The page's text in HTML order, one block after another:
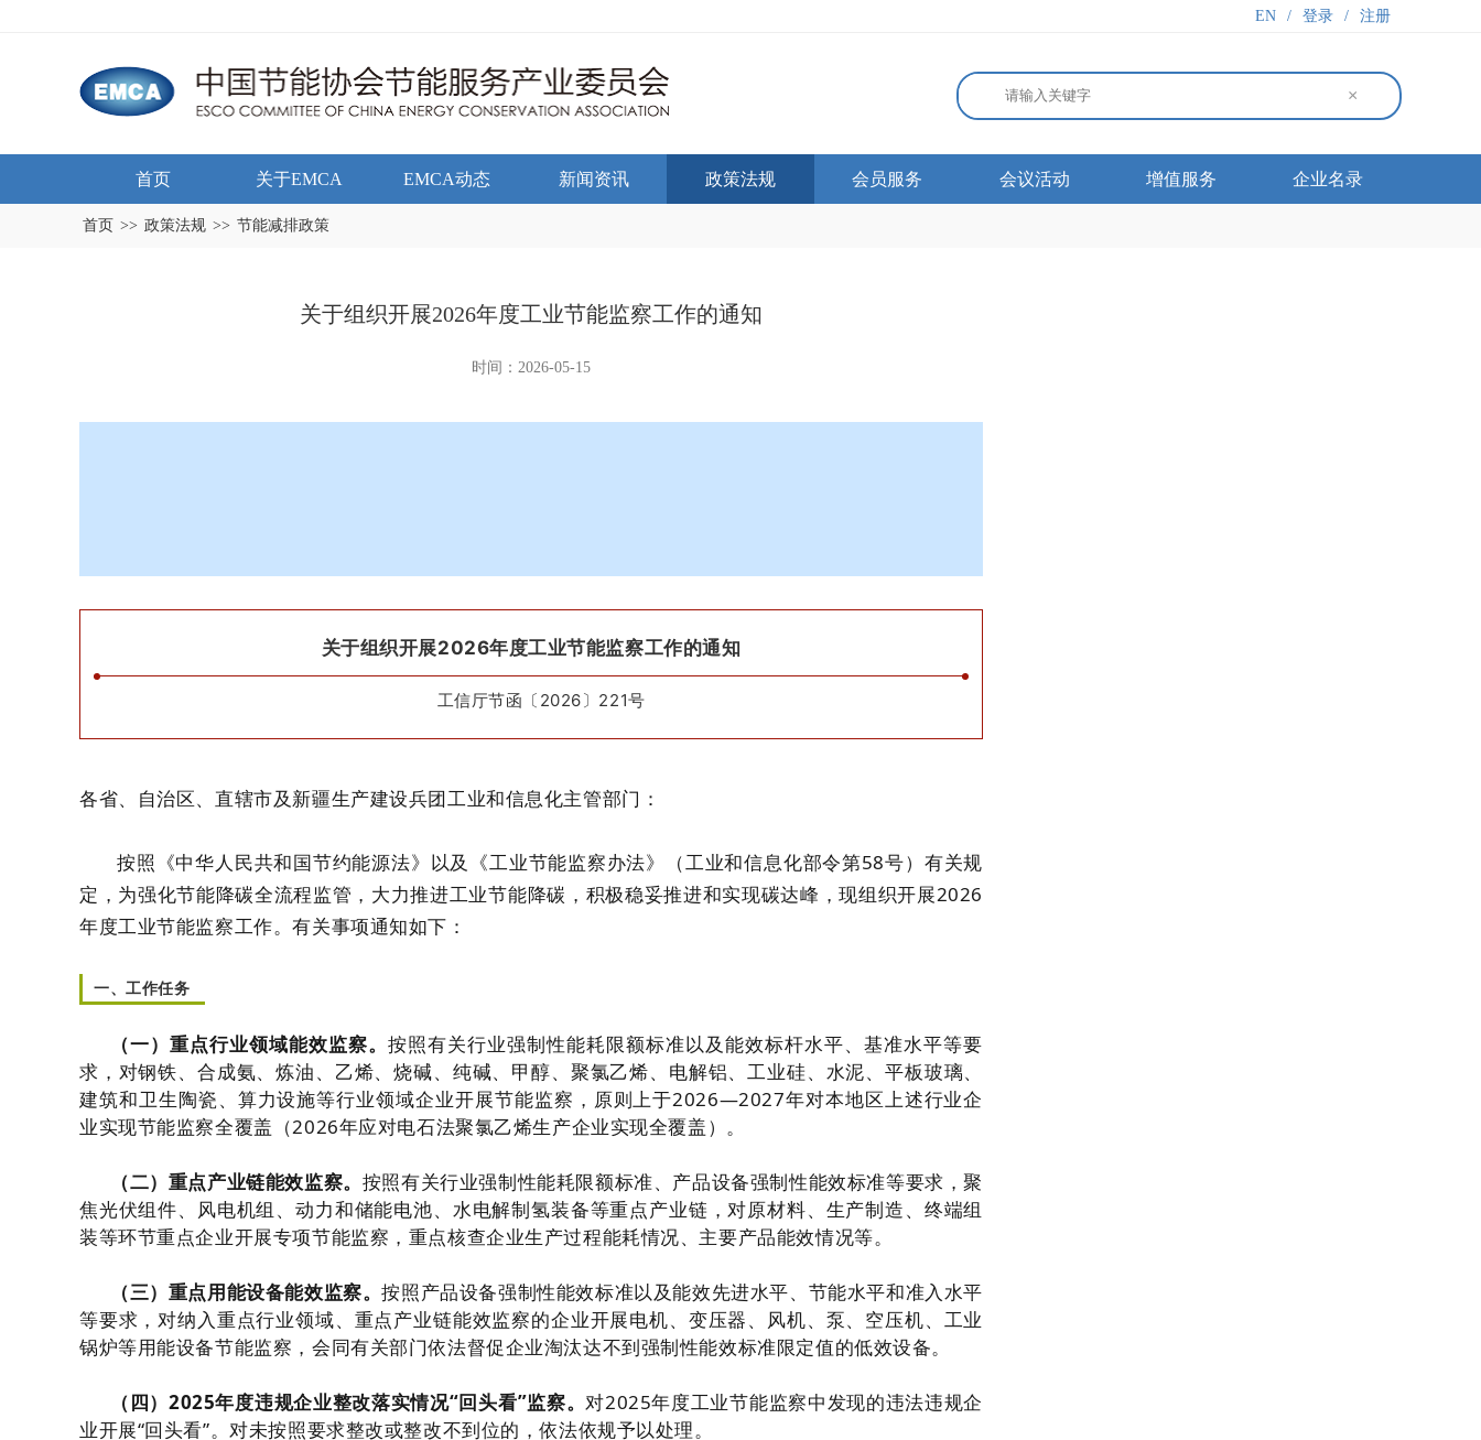
EN / 登录 / 注册
×
首页 关于EMCA EMCA动态 新闻资讯 政策法规 会员服务 会议活动 增值服务 企业名录
首页 >> 政策法规 >> 节能减排政策
关于组织开展2026年度工业节能监察工作的通知
时间：2026-05-15
关于组织开展2026年度工业节能监察工作的通知
工信厅节函〔2026〕221号
各省、自治区、直辖市及新疆生产建设兵团工业和信息化主管部门：
按照《中华人民共和国节约能源法》以及《工业节能监察办法》（工业和信息化部令第58号）有关规
定，为强化节能降碳全流程监管，大力推进工业节能降碳，积极稳妥推进和实现碳达峰，现组织开展2026
年度工业节能监察工作。有关事项通知如下：
一、工作任务
（一）重点行业领域能效监察。按照有关行业强制性能耗限额标准以及能效标杆水平、基准水平等要
求，对钢铁、合成氨、炼油、乙烯、烧碱、纯碱、甲醇、聚氯乙烯、电解铝、工业硅、水泥、平板玻璃、
建筑和卫生陶瓷、算力设施等行业领域企业开展节能监察，原则上于2026—2027年对本地区上述行业企
业实现节能监察全覆盖（2026年应对电石法聚氯乙烯生产企业实现全覆盖）。
（二）重点产业链能效监察。 按照有关行业强制性能耗限额标准、产品设备强制性能效标准等要求，聚
焦光伏组件、风电机组、动力和储能电池、水电解制氢装备等重点产业链，对原材料、生产制造、终端组
装等环节重点企业开展专项节能监察，重点核查企业生产过程能耗情况、主要产品能效情况等。
（三）重点用能设备能效监察。按照产品设备强制性能效标准以及能效先进水平、节能水平和准入水平
等要求，对纳入重点行业领域、重点产业链能效监察的企业开展电机、变压器、风机、泵、空压机、工业
锅炉等用能设备节能监察，会同有关部门依法督促企业淘汰达不到强制性能效标准限定值的低效设备。
（四）2025年度违规企业整改落实情况“回头看”监察。对2025年度工业节能监察中发现的违法违规企
业开展“回头看”。对未按照要求整改或整改不到位的，依法依规予以处理。